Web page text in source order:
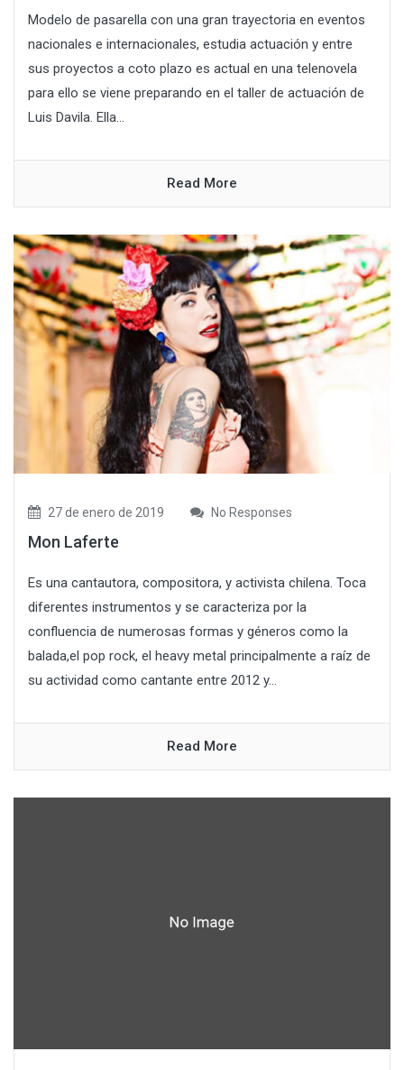
Modelo de pasarella con una gran trayectoria en eventos
nacionales e internacionales, estudia actuación y entre
sus proyectos a coto plazo es actual en una telenovela
para ello se viene preparando en el taller de actuación de
Luis Davila. Ella...
Read More
27 de enero de 2019 No Responses
Mon Laferte
Es una cantautora, compositora, y activista chilena. Toca
diferentes instrumentos y se caracteriza por la
confluencia de numerosas formas y géneros como la
balada,el pop rock, el heavy metal principalmente a raíz de
su actividad como cantante entre 2012 y...
Read More